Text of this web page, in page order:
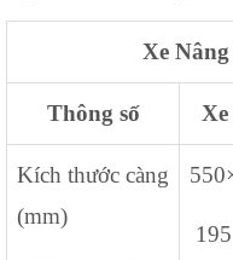
Xe
Thông số
Kích thước càng
(mm)
195